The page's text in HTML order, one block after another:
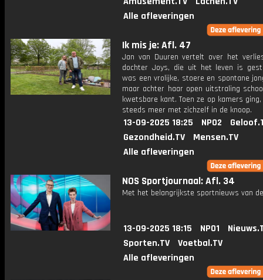
Alle afleveringen
Ik mis je: Afl. 47
Jan van Duuren vertelt over het
dochter Joys, die uit het leven is
was een vrolijke, stoere en spontane
maar achter haar open uitstraling
kwetsbare kant. Toen ze op kamers
steeds meer met zichzelf in de knoop.
13-09-2025 18:25 NPO2
Gezondheid.TV
Mensen.TV
Alle afleveringen
NOS Sportjournaal: Afl. 34
Met het belangrijkste sportnieuws van
13-09-2025 18:15 NPO1
Sporten.TV
Voetbal.TV
Alle afleveringen